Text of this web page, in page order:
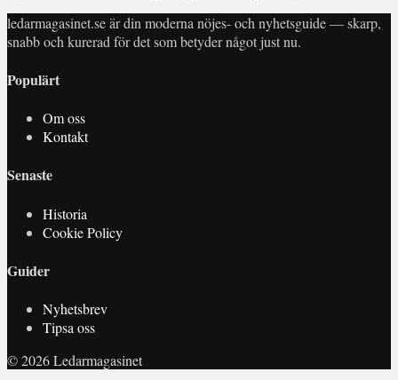
ledarmagasinet.se är din moderna nöjes- och nyhetsguide — skarp,
snabb och kurerad för det som betyder något just nu.
Populärt
Om oss
Kontakt
Senaste
Historia
Cookie Policy
Guider
Nyhetsbrev
Tipsa oss
© 2026 Ledarmagasinet